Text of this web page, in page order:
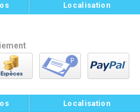
Localisation
Localisation